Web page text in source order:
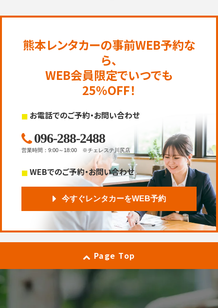
熊本レンタカーの事前WEB予約な
ら、
WEB会員限定でいつでも
25％OFF！
お電話でのご予約・お問い合わせ
096-288-2488
営業時間 ： 9:00～18:00 ※チェレステ川尻店
WEBでのご予約・お問い合わせ
今すぐレンタカーをWEB予約
Page Top